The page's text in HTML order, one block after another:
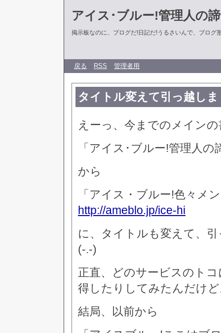
アイス･ブルー!管理人の
掲示板なのに、ブログだ!日記だ!うるさいんで、ブログ
戻る RSS 管理者用
タイトル変えて引っ越し
えーっ、今までのメイン
「アイス･ブルー!管理人
から
「アイス・ブルー!色々メ
http://ameblo.jp/ice-hi
に、タイトルも変えて、
(-.-)
正直、どのサービスのト
得したりしてみたんだけ
結局、以前から